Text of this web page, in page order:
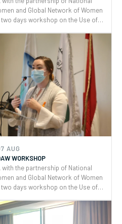
WORKSHOP
the partnership of National
and Global Network of Women
days workshop on the Use of
(GRs) 30 and for Monitoring,
of the Women, Peace, and
CEDAW.